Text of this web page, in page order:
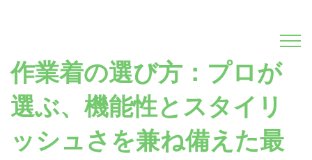
作業着の選び方：プロが
選ぶ、機能性とスタイリ
ッシュさを兼ね備えた最